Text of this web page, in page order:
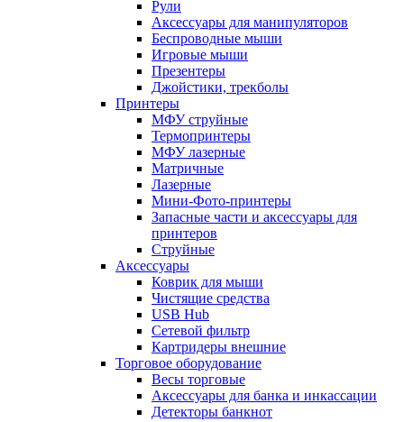
Рули
Аксессуары для манипуляторов
Беспроводные мыши
Игровые мыши
Презентеры
Джойстики, трекболы
Принтеры
МФУ струйные
Термопринтеры
МФУ лазерные
Матричные
Лазерные
Мини-Фото-принтеры
Запасные части и аксессуары для
принтеров
Струйные
Аксессуары
Коврик для мыши
Чистящие средства
USB Hub
Сетевой фильтр
Картридеры внешние
Торговое оборудование
Весы торговые
Аксессуары для банка и инкассации
Детекторы банкнот